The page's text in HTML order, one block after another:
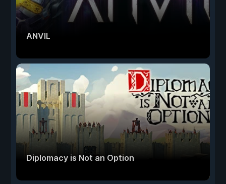
ANVIL
Diplomacy is Not an Option